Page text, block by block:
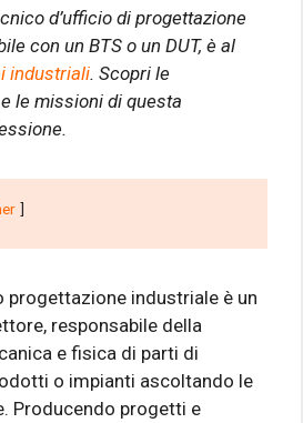
d’ufficio di progettazione
con un BTS o un DUT, è al
industriali. Scopri le
le missioni di questa
progettazione industriale è un
responsabile della
e fisica di parti di
o impianti ascoltando le
Producendo progetti e